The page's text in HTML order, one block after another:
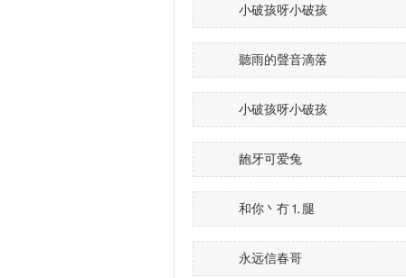
小破孩呀小破孩
聽雨的聲音滴落
小破孩呀小破孩
龅牙可爱兔
和你丶冇⒈腿
永远信春哥